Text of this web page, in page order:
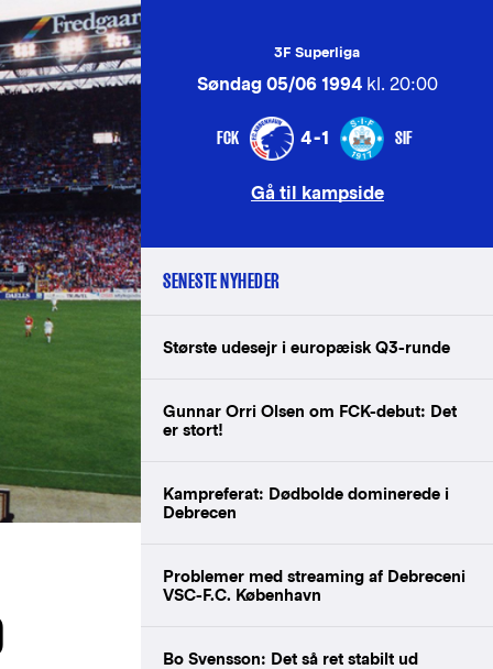
3F Superliga
Søndag 05/06 1994kl. 20:00
FCK 4-1 SIF
Gå til kampside
SENESTE NYHEDER
Største udesejr i europæisk Q3-runde
Gunnar Orri Olsen om FCK-debut: Det
er stort!
Kampreferat: Dødbolde dominerede i
Debrecen
Problemer med streaming af Debreceni
VSC-F.C. København
Bo Svensson: Det så ret stabilt ud